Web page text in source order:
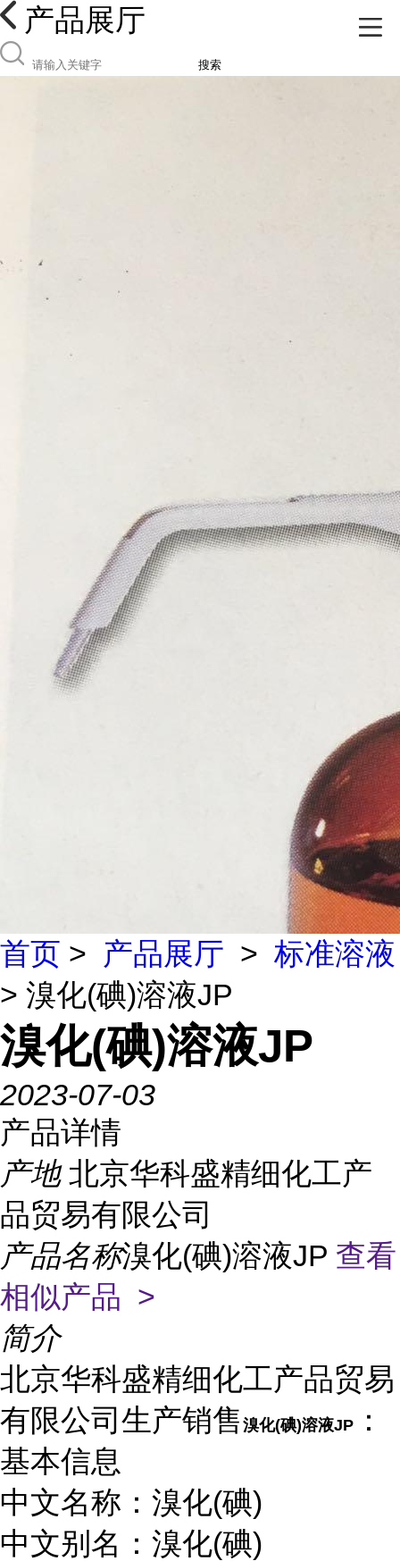
产品展厅
搜索
首页 > 产品展厅 > 标准溶液
> 溴化(碘)溶液JP
溴化(碘)溶液JP
2023-07-03
产品详情
产地 北京华科盛精细化工产
品贸易有限公司
产品名称溴化(碘)溶液JP 查看
相似产品 >
简介
北京华科盛精细化工产品贸易
有限公司生产销售 溴化(碘)溶液JP
：
基本信息
中文名称：溴化(碘)
中文别名：溴化(碘)